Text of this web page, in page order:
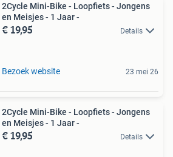
2Cycle Mini-Bike - Loopfiets - Jongens
en Meisjes - 1 Jaar -
€ 19,95 Details
Bezoek website 23 mei 26
2Cycle Mini-Bike - Loopfiets - Jongens
en Meisjes - 1 Jaar -
€ 19,95 Details